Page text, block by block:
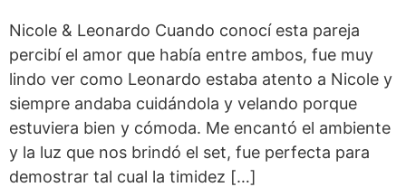
Nicole & Leonardo Cuando conocí esta pareja
percibí el amor que había entre ambos, fue muy
lindo ver como Leonardo estaba atento a Nicole y
siempre andaba cuidándola y velando porque
estuviera bien y cómoda. Me encantó el ambiente
y la luz que nos brindó el set, fue perfecta para
demostrar tal cual la timidez […]